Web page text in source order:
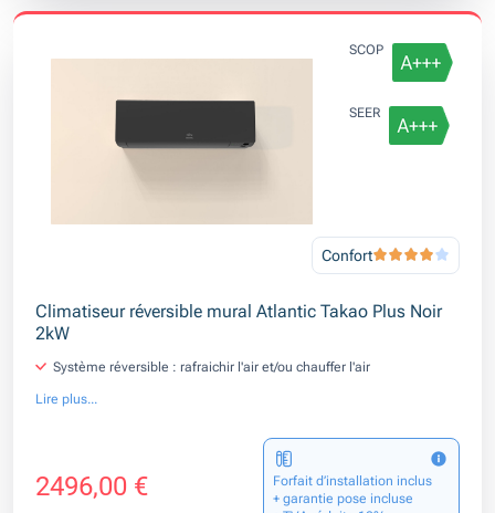
SCOP
SEER
Confort
Climatiseur réversible mural Atlantic Takao Plus Noir
2kW
Système réversible : rafraichir l'air et/ou chauffer l'air
Lire plus...
2496,00 €
Forfait d’installation inclus
+ garantie pose incluse